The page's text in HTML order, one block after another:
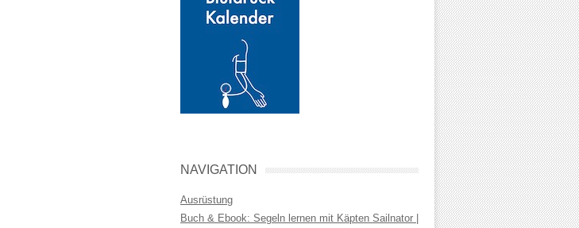
NAVIGATION
Ausrüstung
Buch & Ebook: Segeln lernen mit Käpten Sailnator |